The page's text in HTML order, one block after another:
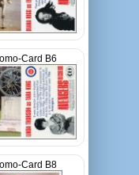
Card B6
Card B8